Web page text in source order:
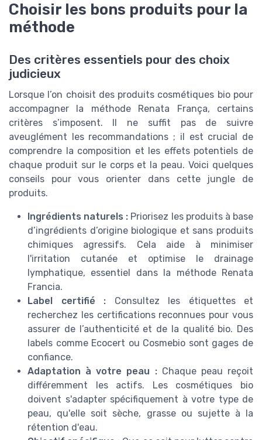
Choisir les bons produits pour la
méthode
Des critères essentiels pour des choix
judicieux
Lorsque l’on choisit des produits cosmétiques bio pour
accompagner la méthode Renata França, certains
critères s’imposent. Il ne suffit pas de suivre
aveuglément les recommandations ; il est crucial de
comprendre la composition et les effets potentiels de
chaque produit sur le corps et la peau. Voici quelques
conseils pour vous orienter dans cette jungle de
produits.
Ingrédients naturels : Priorisez les produits à base
d’ingrédients d’origine biologique et sans produits
chimiques agressifs. Cela aide à minimiser
l'irritation cutanée et optimise le drainage
lymphatique, essentiel dans la méthode Renata
Francia.
Label certifié : Consultez les étiquettes et
recherchez les certifications reconnues pour vous
assurer de l’authenticité et de la qualité bio. Des
labels comme Ecocert ou Cosmebio sont gages de
confiance.
Adaptation à votre peau :Chaque peau reçoit
différemment les actifs. Les cosmétiques bio
doivent s'adapter spécifiquement à votre type de
peau, qu'elle soit sèche, grasse ou sujette à la
rétention d'eau.